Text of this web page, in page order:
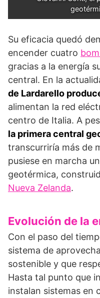
Su eficacia quedó
encender cuatro
gracias a la energía
central. En la
de Lardarello
alimentan la red
centro de Italia. A
la primera central
transcurriría más de
pusiese en marcha
geotérmica,
Nueva Zelanda.
Evolución de la
Con el paso del
sistema de
sostenible y que
Hasta tal punto que
instalan sistemas en